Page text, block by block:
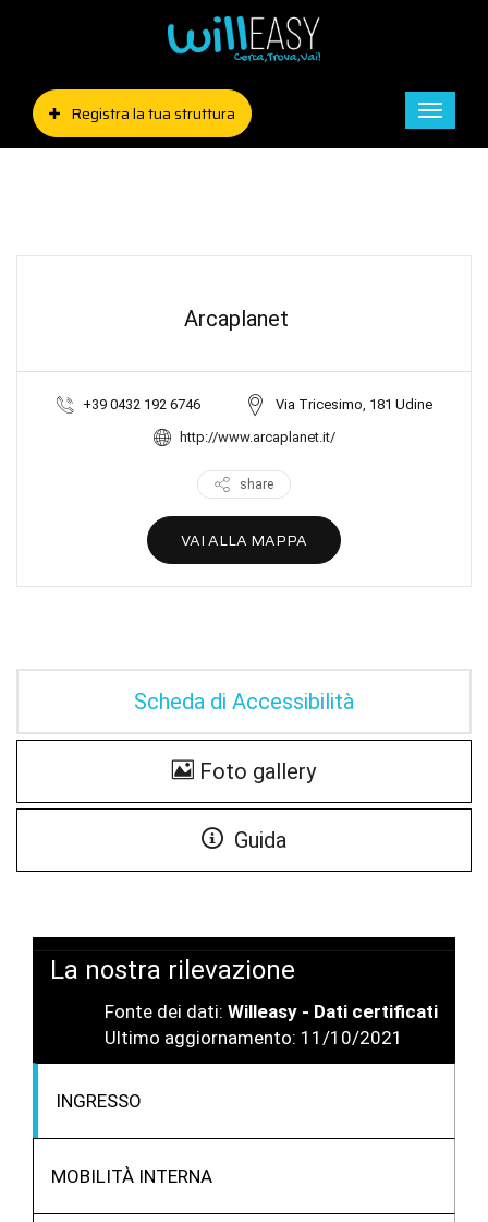
Registra la tua struttura
Toggle
Arcaplanet
+39 0432 192 6746
Via Tricesimo, 181 Udine
http://www.arcaplanet.it/
share
VAI ALLA MAPPA
Scheda di Accessibilità
Foto gallery
Guida
La nostra rilevazione
Fonte dei dati: Willeasy - Dati certificati
Ultimo aggiornamento: 11/10/2021
INGRESSO
MOBILITÀ INTERNA